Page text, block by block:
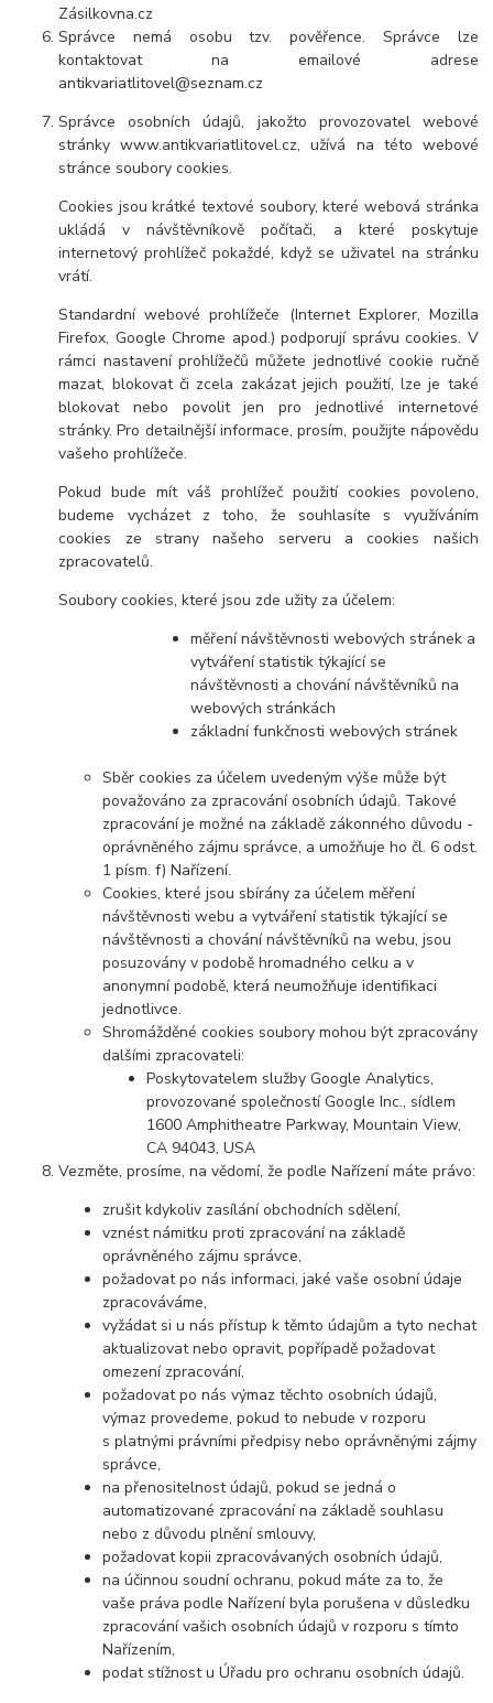
Zásilkovna.cz
Správce nemá osobu tzv. pověřence. Správce lze
kontaktovat na emailové adrese
antikvariatlitovel@seznam.cz
Správce osobních údajů, jakožto provozovatel webové
stránky www.antikvariatlitovel.cz, užívá na této webové
stránce soubory cookies.
Cookies jsou krátké textové soubory, které webová stránka
ukládá v návštěvníkově počítači, a které poskytuje
internetový prohlížeč pokaždé, když se uživatel na stránku
vrátí.
Standardní webové prohlížeče (Internet Explorer, Mozilla
Firefox, Google Chrome apod.) podporují správu cookies. V
rámci nastavení prohlížečů můžete jednotlivé cookie ručně
mazat, blokovat či zcela zakázat jejich použití, lze je také
blokovat nebo povolit jen pro jednotlivé internetové
stránky. Pro detailnější informace, prosím, použijte nápovědu
vašeho prohlížeče.
Pokud bude mít váš prohlížeč použití cookies povoleno,
budeme vycházet z toho, že souhlasíte s využíváním
cookies ze strany našeho serveru a cookies našich
zpracovatelů.
Soubory cookies, které jsou zde užity za účelem:
měření návštěvnosti webových stránek a
vytváření statistik týkající se
návštěvnosti a chování návštěvníků na
webových stránkách
základní funkčnosti webových stránek
Sběr cookies za účelem uvedeným výše může být
považováno za zpracování osobních údajů. Takové
zpracování je možné na základě zákonného důvodu -
oprávněného zájmu správce, a umožňuje ho čl. 6 odst.
1 písm. f) Nařízení.
Cookies, které jsou sbírány za účelem měření
návštěvnosti webu a vytváření statistik týkající se
návštěvnosti a chování návštěvníků na webu, jsou
posuzovány v podobě hromadného celku a v
anonymní podobě, která neumožňuje identifikaci
jednotlivce.
Shromážděné cookies soubory mohou být zpracovány
dalšími zpracovateli:
Poskytovatelem služby Google Analytics,
provozované společností Google Inc., sídlem
1600 Amphitheatre Parkway, Mountain View,
CA 94043, USA
Vezměte, prosíme, na vědomí, že podle Nařízení máte právo:
zrušit kdykoliv zasílání obchodních sdělení,
vznést námitku proti zpracování na základě
oprávněného zájmu správce,
požadovat po nás informaci, jaké vaše osobní údaje
zpracováváme,
vyžádat si u nás přístup k těmto údajům a tyto nechat
aktualizovat nebo opravit, popřípadě požadovat
omezení zpracování,
požadovat po nás výmaz těchto osobních údajů,
výmaz provedeme, pokud to nebude v rozporu
s platnými právními předpisy nebo oprávněnými zájmy
správce,
na přenositelnost údajů, pokud se jedná o
automatizované zpracování na základě souhlasu
nebo z důvodu plnění smlouvy,
požadovat kopii zpracovávaných osobních údajů,
na účinnou soudní ochranu, pokud máte za to, že
vaše práva podle Nařízení byla porušena v důsledku
zpracování vašich osobních údajů v rozporu s tímto
Nařízením,
podat stížnost u Úřadu pro ochranu osobních údajů.